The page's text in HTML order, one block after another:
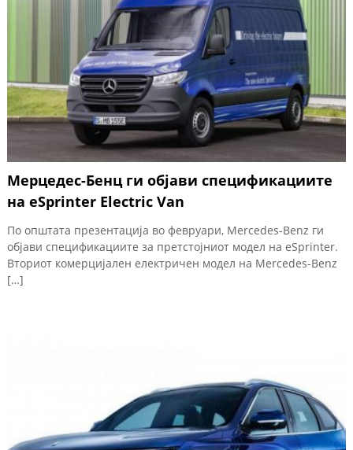
Мерцедес-Бенц ги објави спецификациите
на eSprinter Electric Van
По општата презентација во февруари, Mercedes-Benz ги
објави спецификациите за претстојниот модел на eSprinter.
Вториот комерцијален електричен модел на Mercedes-Benz
[…]